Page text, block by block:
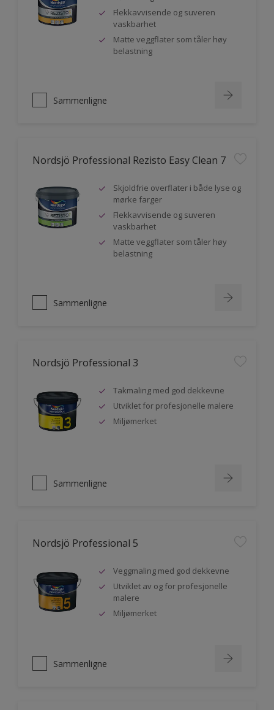
Flekkavvisende og suveren
vaskbarhet
Matte veggflater som tåler høy
belastning
Sammenligne
Nordsjö Professional Rezisto Easy Clean 7
Skjoldfrie overflater i både lyse og
mørke farger
Flekkavvisende og suveren
vaskbarhet
Matte veggflater som tåler høy
belastning
Sammenligne
Nordsjö Professional 3
Takmaling med god dekkevne
Utviklet for profesjonelle malere
Miljømerket
Sammenligne
Nordsjö Professional 5
Veggmaling med god dekkevne
Utviklet av og for profesjonelle
malere
Miljømerket
Sammenligne